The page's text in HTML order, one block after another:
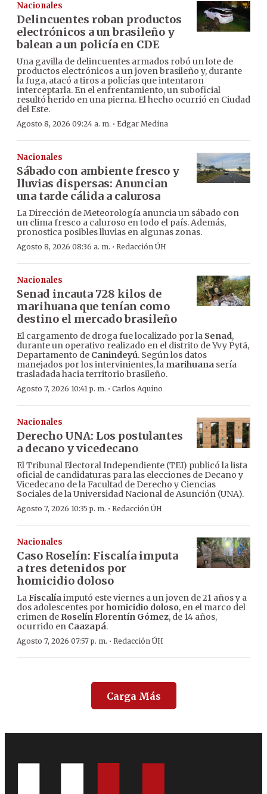
Nacionales
Delincuentes roban productos
electrónicos a un brasileño y
balean a un policía en CDE
Una gavilla de delincuentes armados robó un lote de
productos electrónicos a un joven brasileño y, durante
la fuga, atacó a tiros a policías que intentaron
interceptarla. En el enfrentamiento, un suboficial
resultó herido en una pierna. El hecho ocurrió en Ciudad
del Este.
Agosto 8, 2026 09:24 a. m. · Edgar Medina
Nacionales
Sábado con ambiente fresco y
lluvias dispersas: Anuncian
una tarde cálida a calurosa
La Dirección de Meteorología anuncia un sábado con
un clima fresco a caluroso en todo el país. Además,
pronostica posibles lluvias en algunas zonas.
Agosto 8, 2026 08:36 a. m. · Redacción ÚH
Nacionales
Senad incauta 728 kilos de
marihuana que tenían como
destino el mercado brasileño
El cargamento de droga fue localizado por la Senad,
durante un operativo realizado en el distrito de Yvy Pytã,
Departamento de Canindeyú. Según los datos
manejados por los intervinientes, la marihuana sería
trasladada hacia territorio brasileño.
Agosto 7, 2026 10:41 p. m. · Carlos Aquino
Nacionales
Derecho UNA: Los postulantes
a decano y vicedecano
El Tribunal Electoral Independiente (TEI) publicó la lista
oficial de candidaturas para las elecciones de Decano y
Vicedecano de la Facultad de Derecho y Ciencias
Sociales de la Universidad Nacional de Asunción (UNA).
Agosto 7, 2026 10:35 p. m. · Redacción ÚH
Nacionales
Caso Roselín: Fiscalía imputa
a tres detenidos por
homicidio doloso
LaFiscalíaimputó este viernes a un joven de 21 años y a
dos adolescentes porhomicidio doloso, en el marco del
crimen de Roselín Florentín Gómez, de 14 años,
ocurrido en Caazapá.
Agosto 7, 2026 07:57 p. m. · Redacción ÚH
Carga Más